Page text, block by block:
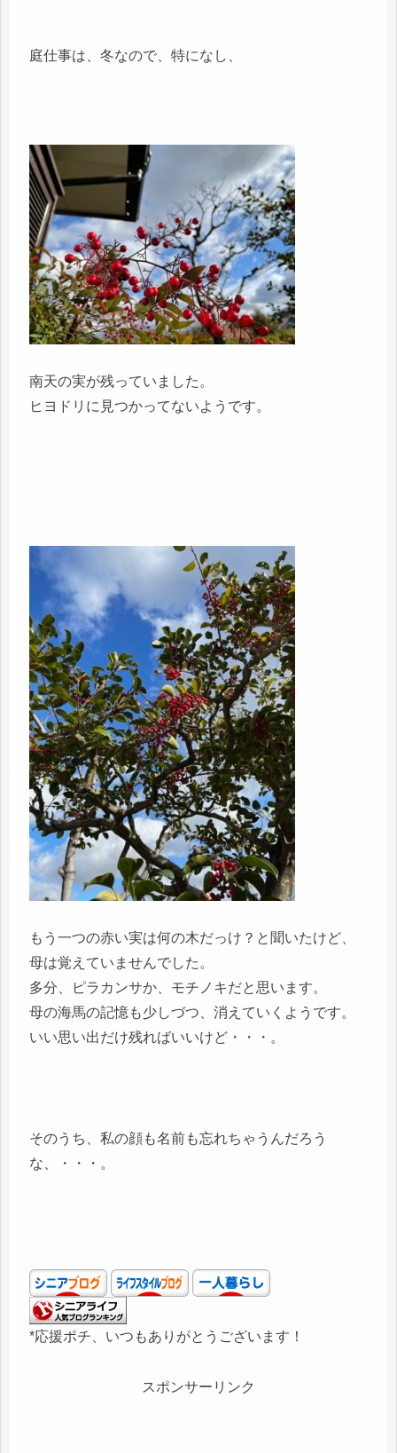
庭仕事は、冬なので、特になし、
南天の実が残っていました。
ヒヨドリに見つかってないようです。
もう一つの赤い実は何の木だっけ？と聞いたけど、
母は覚えていませんでした。
多分、ピラカンサか、モチノキだと思います。
母の海馬の記憶も少しづつ、消えていくようです。
いい思い出だけ残ればいいけど・・・。
そのうち、私の顔も名前も忘れちゃうんだろう
な、・・・。
*応援ポチ、いつもありがとうございます！
スポンサーリンク